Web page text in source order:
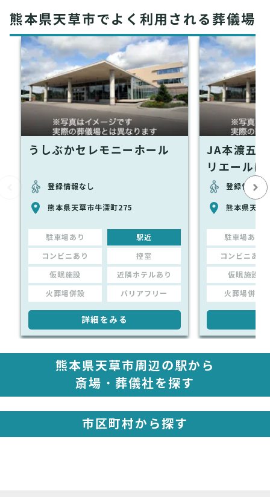
熊本県天草市でよく利用される葬儀場
うしぶかセレモニーホール
登録情報なし
熊本県天草市牛深町275
駐車場あり 駅近
コンビニあり 控室
仮眠施設 近隣ホテルあり
火葬場併設 バリアフリー
詳細をみる
JA本渡五
リエールほ
登録情報な
熊本県天草
駐車場あり
コンビニあり
仮眠施設
火葬場併設
熊本県天草市周辺の駅から
斎場・葬儀社を探す
市区町村から探す